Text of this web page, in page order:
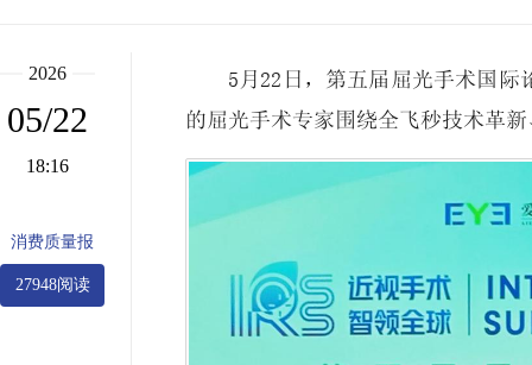
2026
05/22
18:16
消费质量报
27948阅读
5月22日，第五届屈光手术国际
的屈光手术专家围绕全飞秒技术革